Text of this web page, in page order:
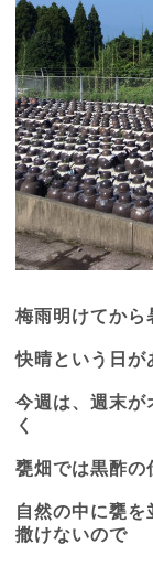
梅雨明けてから
快晴という日が
今週は、週末が
く
甕畑では黒酢の
自然の中に甕
撒けないので